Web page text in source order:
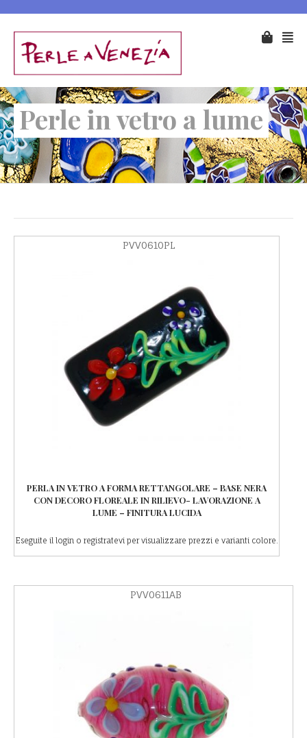
Perle in vetro a lume
PVV0610PL
PERLA IN VETRO A FORMA RETTANGOLARE – BASE NERA
CON DECORO FLOREALE IN RILIEVO- LAVORAZIONE A
LUME – FINITURA LUCIDA
Eseguite il login o registratevi per visualizzare prezzi e varianti colore.
PVV0611AB